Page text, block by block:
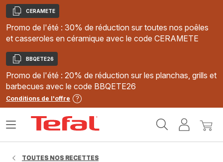
Copier
CERAMETE
Promo de l'été : 30% de réduction sur toutes nos poêles
et casseroles en céramique avec le code CERAMETE
Copier
BBQETE26
Promo de l'été : 20% de réduction sur les planchas, grills et
barbecues avec le code BBQETE26
Conditions de l'offre
MonMon
Ouvrir
TOUTES NOS RECETTES